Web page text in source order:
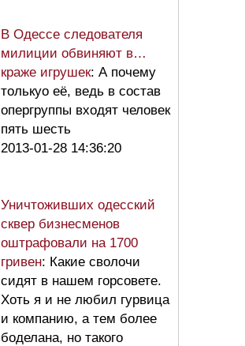
В Одессе следователя
милиции обвиняют в…
краже игрушек: А почему
толькуо её, ведь в состав
опергруппы входят человек
пять шесть
2013-01-28 14:36:20
Уничтоживших одесский
сквер бизнесменов
оштрафовали на 1700
гривен: Какие сволочи
сидят в нашем горсовете.
Хоть я и не любил гурвица
и компанию, а тем более
боделана, но такого